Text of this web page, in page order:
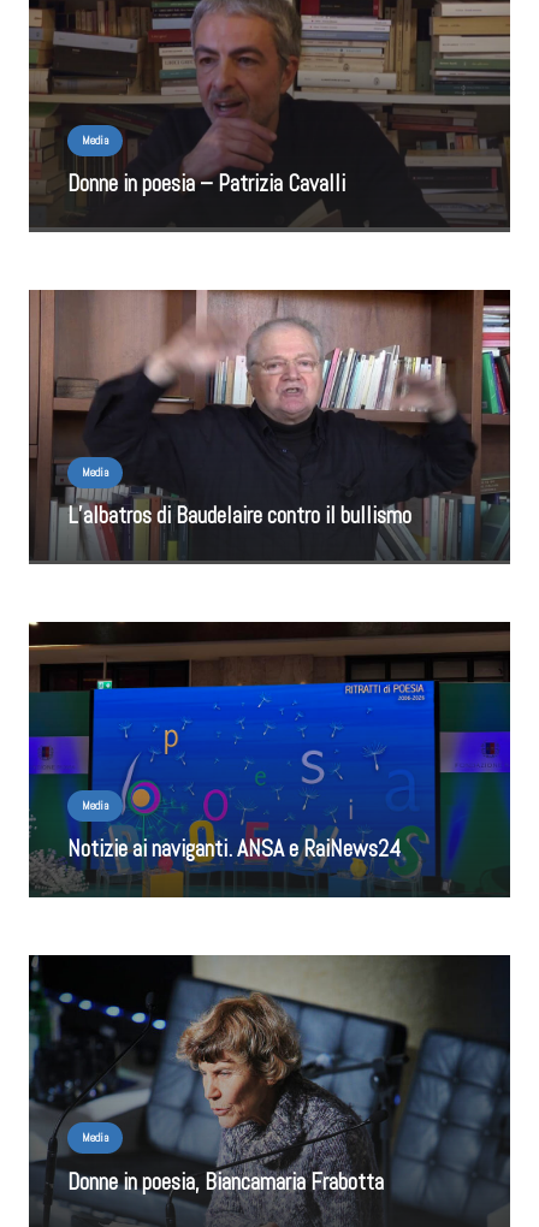
Media
Donne in poesia – Patrizia Cavalli
Media
L’albatros di Baudelaire contro il bullismo
Media
Notizie ai naviganti. ANSA e RaiNews24
Media
Donne in poesia, Biancamaria Frabotta